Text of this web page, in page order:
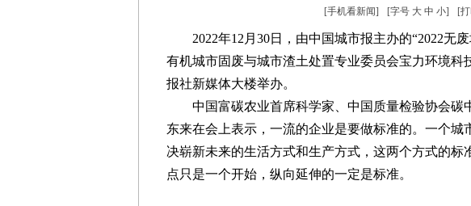
[手机看新闻] [字号 大 中 小] [
2022年12月30日，由中国城市报主办的“2022无
有机城市固废与城市渣土处置专业委员会宝力环境科
报社新媒体大楼举办。
中国富碳农业首席科学家、中国质量检验协会碳
东来在会上表示，一流的企业是要做标准的。一个城
决崭新未来的生活方式和生产方式，这两个方式的标
点只是一个开始，纵向延伸的一定是标准。